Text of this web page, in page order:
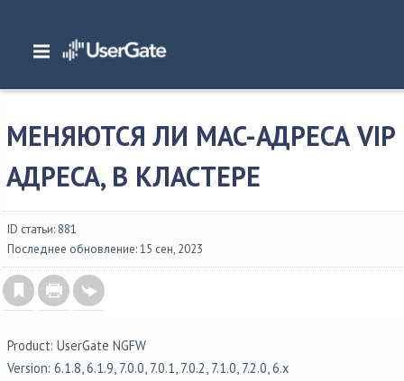
Главная/ Часто задаваемые вопросы
адреса VIP адреса, в кластере
МЕНЯЮТСЯ ЛИ MAC-АДРЕСА VIP
АДРЕСА, В КЛАСТЕРЕ
ID статьи: 881
Последнее обновление: 15 сен, 2023
Product: UserGate NGFW
Version: 6.1.8, 6.1.9, 7.0.0, 7.0.1, 7.0.2, 7.1.0, 7.2.0, 6.x